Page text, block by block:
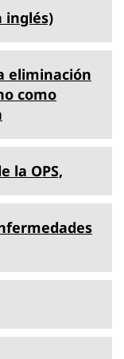
inglés)
eliminación
como
la OPS,